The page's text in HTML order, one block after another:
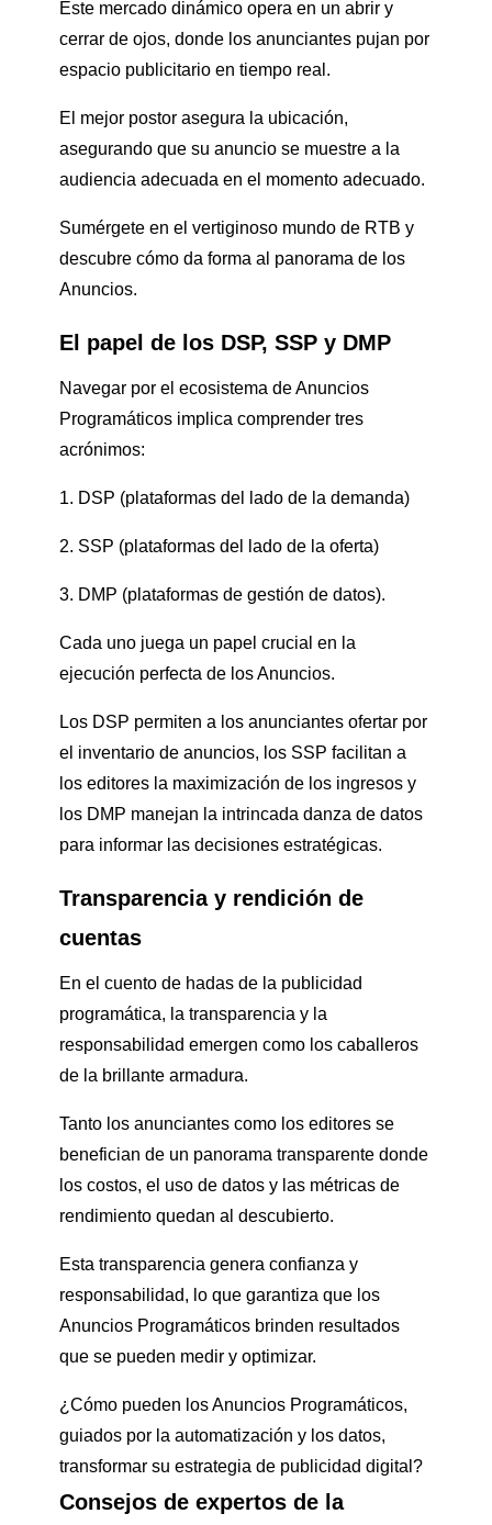
Este mercado dinámico opera en un abrir y
cerrar de ojos, donde los anunciantes pujan por
espacio publicitario en tiempo real.
El mejor postor asegura la ubicación,
asegurando que su anuncio se muestre a la
audiencia adecuada en el momento adecuado.
Sumérgete en el vertiginoso mundo de RTB y
descubre cómo da forma al panorama de los
Anuncios.
El papel de los DSP, SSP y DMP
Navegar por el ecosistema de Anuncios
Programáticos implica comprender tres
acrónimos:
1. DSP (plataformas del lado de la demanda)
2. SSP (plataformas del lado de la oferta)
3. DMP (plataformas de gestión de datos).
Cada uno juega un papel crucial en la
ejecución perfecta de los Anuncios.
Los DSP permiten a los anunciantes ofertar por
el inventario de anuncios, los SSP facilitan a
los editores la maximización de los ingresos y
los DMP manejan la intrincada danza de datos
para informar las decisiones estratégicas.
Transparencia y rendición de
cuentas
En el cuento de hadas de la publicidad
programática, la transparencia y la
responsabilidad emergen como los caballeros
de la brillante armadura.
Tanto los anunciantes como los editores se
benefician de un panorama transparente donde
los costos, el uso de datos y las métricas de
rendimiento quedan al descubierto.
Esta transparencia genera confianza y
responsabilidad, lo que garantiza que los
Anuncios Programáticos brinden resultados
que se pueden medir y optimizar.
¿Cómo pueden los Anuncios Programáticos,
guiados por la automatización y los datos,
transformar su estrategia de publicidad digital?
Consejos de expertos de la